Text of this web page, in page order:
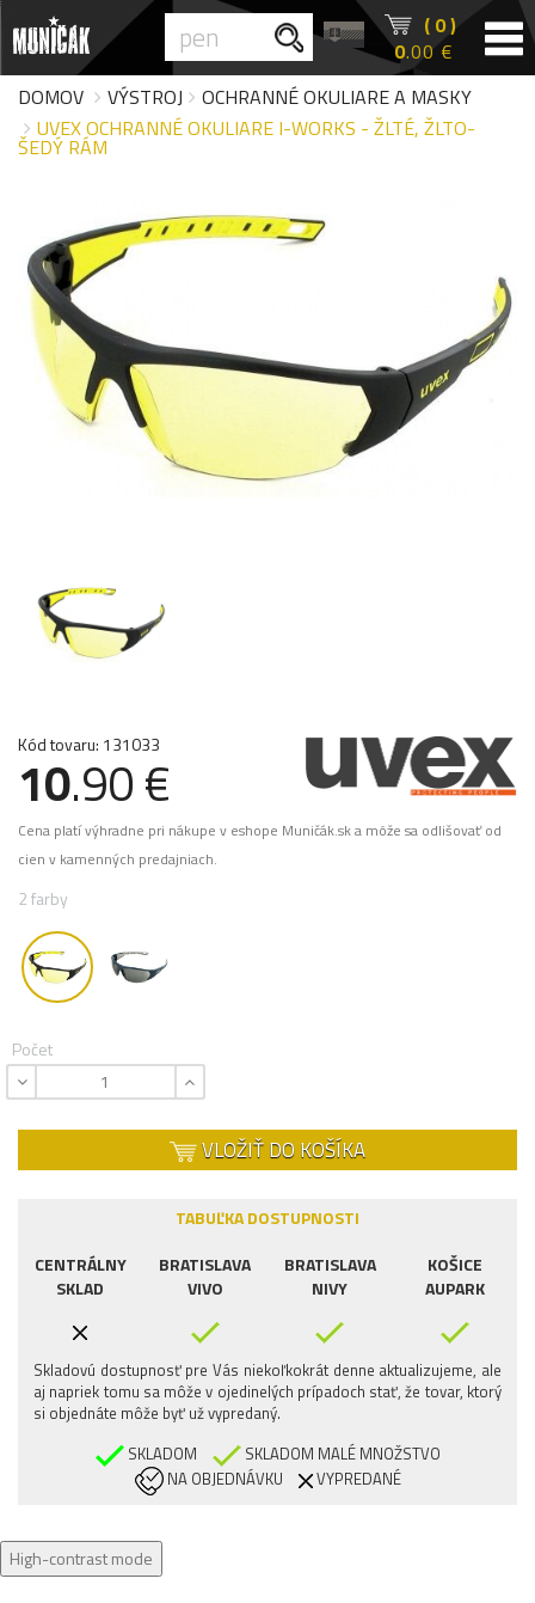
( 0 )
0.00 €
DOMOV
VÝSTROJ
OCHRANNÉ OKULIARE A MASKY
UVEX OCHRANNÉ OKULIARE I-WORKS - ŽLTÉ, ŽLTO-
ŠEDÝ RÁM
Kód tovaru: 131033
10.90 €
Cena platí výhradne pri nákupe v eshope Muničák.sk a môže sa odlišovať od
cien v kamenných predajniach.
2 farby
Počet
VLOŽIŤ DO KOŠÍKA
TABUĽKA DOSTUPNOSTI
CENTRÁLNY
SKLAD
BRATISLAVA
VIVO
BRATISLAVA
NIVY
KOŠICE
AUPARK
Skladovú dostupnosť pre Vás niekoľkokrát denne aktualizujeme, ale
aj napriek tomu sa môže v ojedinelých prípadoch stať, že tovar, ktorý
si objednáte môže byť už vypredaný.
SKLADOM
SKLADOM MALÉ MNOŽSTVO
NA OBJEDNÁVKU
VYPREDANÉ
High-contrast mode